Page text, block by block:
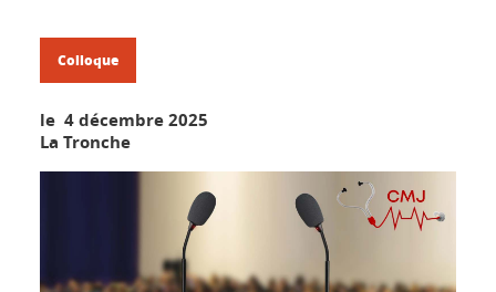
Colloque
le 4 décembre 2025
La Tronche